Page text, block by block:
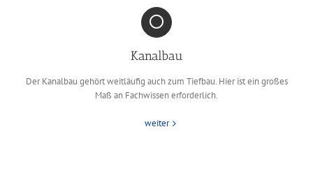
Kanalbau
Der Kanalbau gehört weitläufig auch zum Tiefbau. Hier ist ein großes
Maß an Fachwissen erforderlich.
weiter